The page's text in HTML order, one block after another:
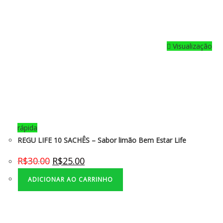
Visualização
rápida
REGU LIFE 10 SACHÊS – Sabor limão Bem Estar Life
R$30.00 R$25.00
ADICIONAR AO CARRINHO